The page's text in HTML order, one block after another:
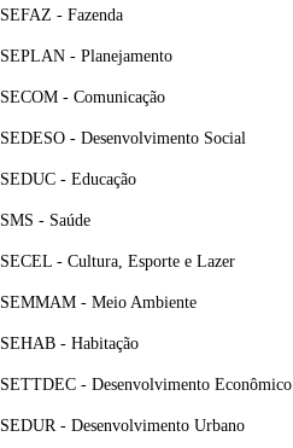
SEFAZ - Fazenda
SEPLAN - Planejamento
SECOM - Comunicação
SEDESO - Desenvolvimento Social
SEDUC - Educação
SMS - Saúde
SECEL - Cultura, Esporte e Lazer
SEMMAM - Meio Ambiente
SEHAB - Habitação
SETTDEC - Desenvolvimento Econômico
SEDUR - Desenvolvimento Urbano